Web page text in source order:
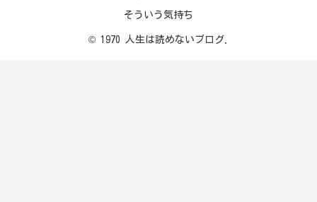
そういう気持ち
© 1970 人生は読めないブログ.